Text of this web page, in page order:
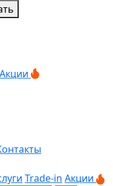
Акции
Trade-in Акции